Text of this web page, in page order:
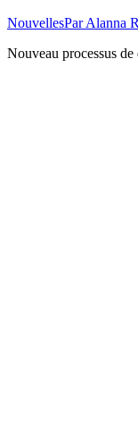
NouvellesParAlanna
Nouveau processus